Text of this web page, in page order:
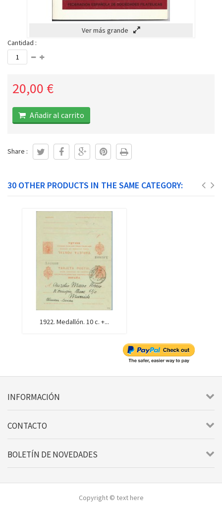
Ver más grande
Cantidad :
20,00 €
Añadir al carrito
Share :
30 OTHER PRODUCTS IN THE SAME CATEGORY:
1922. Medallón. 10 c. +...
INFORMACIÓN
CONTACTO
BOLETÍN DE NOVEDADES
Copyright © text here